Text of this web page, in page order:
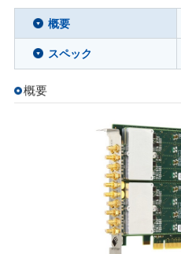
概要
スペック
概要